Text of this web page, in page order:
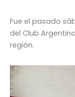
Fue el pasado
del Club
región.